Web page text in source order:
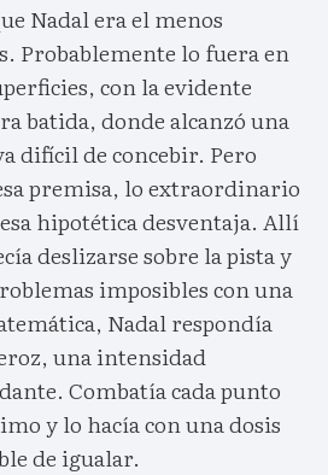
Nadal era el menos
Probablemente lo fuera en
con la evidente
batida, donde alcanzó una
difícil de concebir. Pero
premisa, lo extraordinario
hipotética desventaja. Allí
deslizarse sobre la pista y
imposibles con una
Nadal respondía
una intensidad
Combatía cada punto
y lo hacía con una dosis
de igualar.